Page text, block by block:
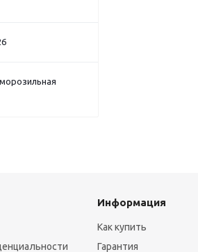
Информация
Как купить
Гарантия